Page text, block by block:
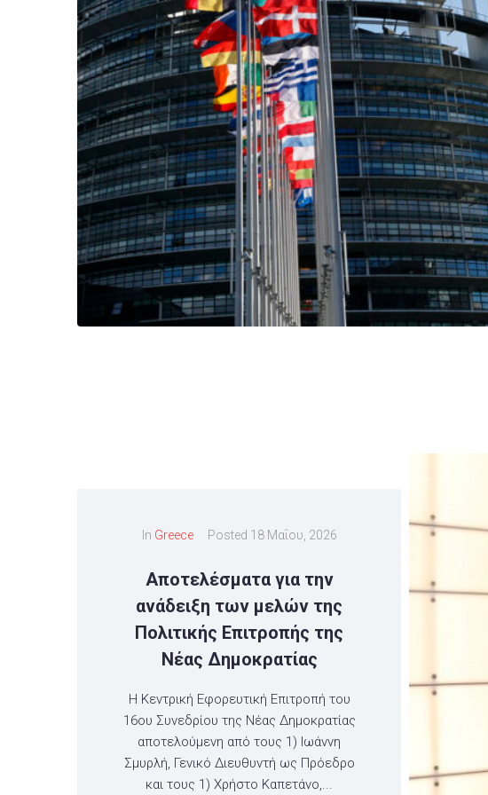
In Greece Posted 18 Μαΐου, 2026
Αποτελέσματα για την
ανάδειξη των μελών της
Πολιτικής Επιτροπής της
Νέας Δημοκρατίας
Η Κεντρική Εφορευτική Επιτροπή του
16ου Συνεδρίου της Νέας Δημοκρατίας
αποτελούμενη από τους 1) Ιωάννη
Σμυρλή, Γενικό Διευθυντή ως Πρόεδρο
και τους 1) Χρήστο Καπετάνο,...